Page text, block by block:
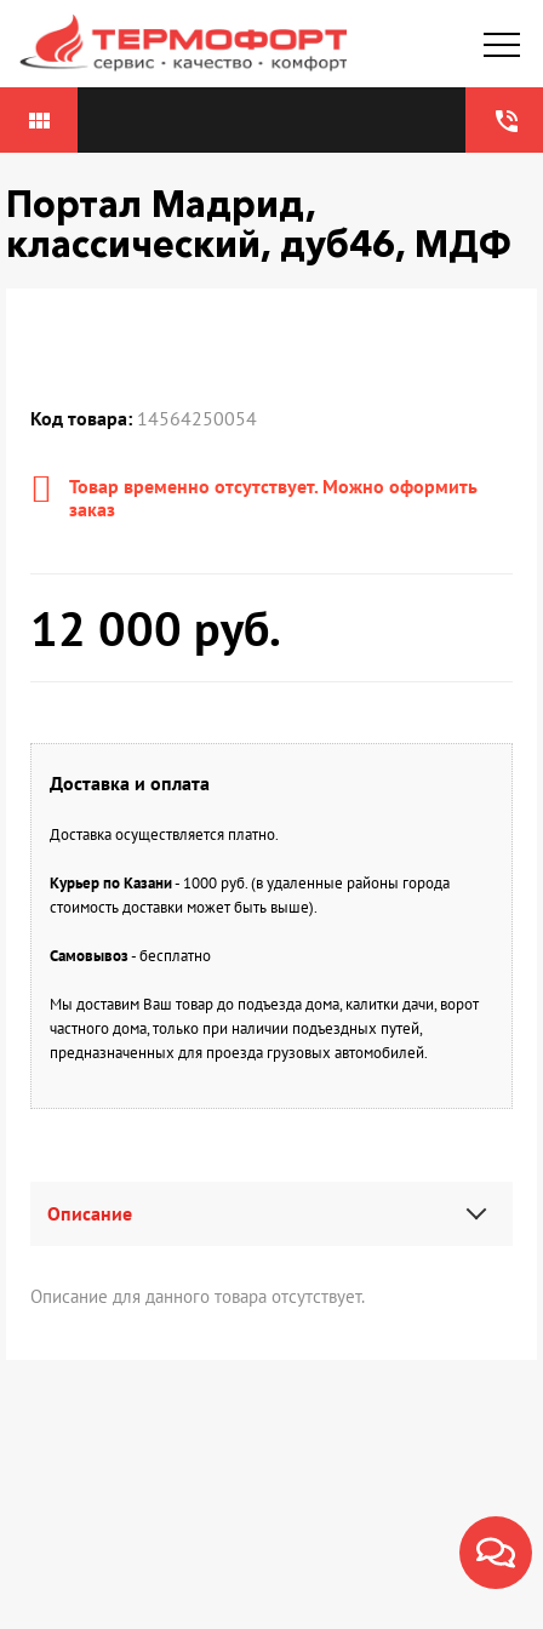
phone_in_talk
view_module
Портал Мадрид,
классический, дуб46, МДФ
Код товара: 14564250054
Товар временно отсутствует. Можно оформить
заказ
12 000 руб.
Доставка и оплата
Доставка осуществляется платно.
Курьер по Казани- 1000 руб. (в удаленные районы города
стоимость доставки может быть выше).
Самовывоз- бесплатно
Мы доставим Ваш товар до подъезда дома, калитки дачи, ворот
частного дома, только при наличии подъездных путей,
предназначенных для проезда грузовых автомобилей.
Описание
Описание для данного товара отсутствует.